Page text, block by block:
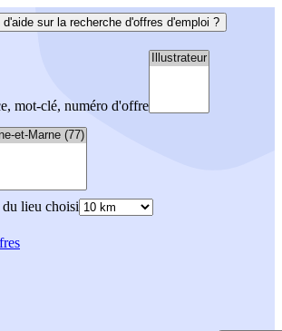
d'aide sur la recherche d'offres d'emploi ?
mot-clé, numéro d'offre
lieu choisi